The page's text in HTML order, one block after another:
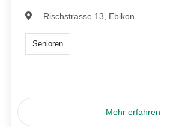
Rischstrasse 13, Ebikon
Senioren
Mehr erfahren